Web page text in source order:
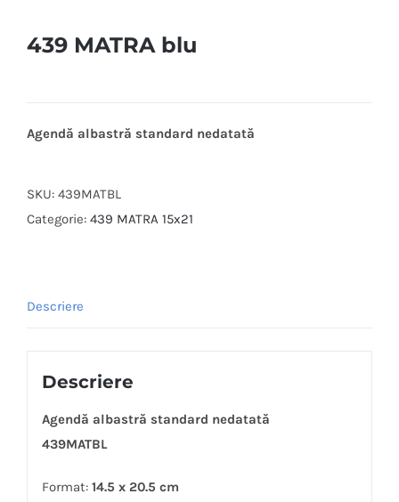
439 MATRA blu
Agendă albastră standard nedatată
SKU: 439MATBL
Categorie: 439 MATRA 15x21
Descriere
Descriere
Agendă albastră standard nedatată
439MATBL
Format: 14.5 x 20.5 cm